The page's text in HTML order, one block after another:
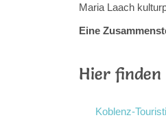
Maria Laach
Eine
Hier
Koblenz-